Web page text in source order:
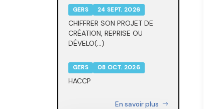
GERS 24 SEPT. 2026
CHIFFRER SON PROJET DE
CRÉATION, REPRISE OU
DÉVELO(...)
GERS 08 OCT. 2026
HACCP
En savoir plus